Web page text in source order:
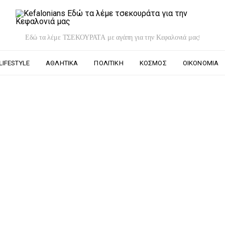
Εδώ τα λέμε ΤΣΕΚΟΥΡΑΤΑ με αγάπη για την Κεφαλονιά μας!
ΑΘΛΗΤΙΚΆ ΠΟΛΙΤΙΚΉ ΚΌΣΜΟΣ ΟΙΚΟΝΟΜΊΑ